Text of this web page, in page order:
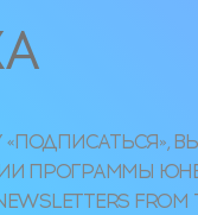
ЮНЕСКО/